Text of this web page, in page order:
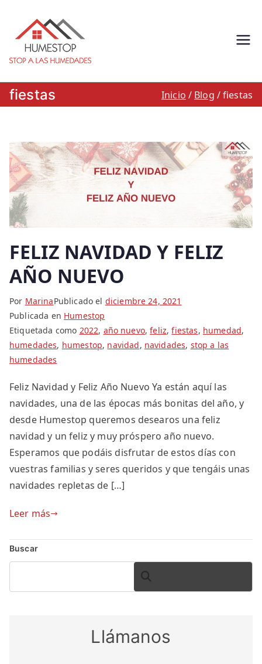
contenido
Stop a las
humedades.
900 264 260
capilaridad, filtracion o
condensacion: Humestop
fiestas Inicio Blog fiestas
FELIZ NAVIDAD Y FELIZ
AÑO NUEVO
Por MarinaPublicado el diciembre 24, 2021
Publicada en Humestop
Etiquetada como 2022, año nuevo,feliz,fiestas, humedad,
humedades, humestop, navidad, navidades, stop a las
humedades
Feliz Navidad y Feliz Año Nuevo Ya están aquí las
navidades, una de las épocas más bonitas del año, y
desde Humestop queremos desearos una feliz
navidad y un feliz y muy próspero año nuevo.
Esperamos que podáis disfrutar de estos días con
vuestras familias y seres queridos y que tengáis unas
navidades repletas de […]
Leer más
Buscar
BUSCAR
Llámanos